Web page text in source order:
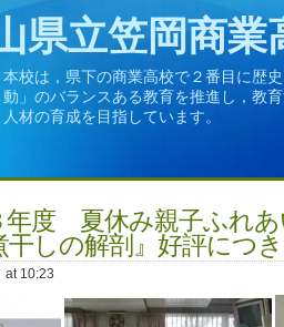
県立笠岡商業
本校は，県下の商業高校で２番目に歴
動」のバランスある教育を推進し，教
人材の育成を目指しています。
年度 夏休み親子ふれ
干しの解剖』好評につ
at 10:23